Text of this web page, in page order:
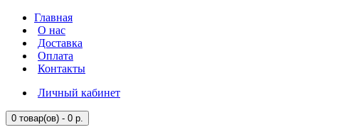
Главная
О нас
Доставка
Оплата
Контакты
Личный кабинет
0 товар(ов) - 0 р.